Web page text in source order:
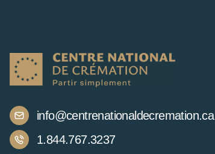
info@centrenationaldecremation.ca
1.844.767.3237